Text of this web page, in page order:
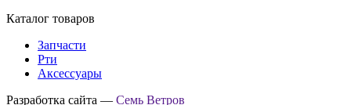
Каталог товаров
Запчасти
Рти
Аксессуары
Разработка сайта — Семь Ветров